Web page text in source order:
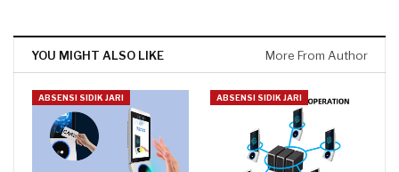
YOU MIGHT ALSO LIKE More From Author
ABSENSI SIDIK JARI ABSENSI SIDIK JARI